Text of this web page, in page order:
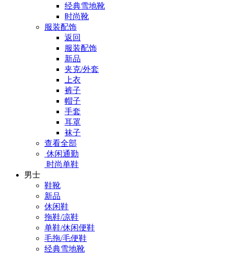
经典雪地靴
时尚靴
服装配饰
返回
服装配饰
新品
夹克/外套
上衣
裤子
帽子
手套
耳罩
袜子
查看全部
休闲通勤
时尚单鞋
男士
鞋靴
新品
休闲鞋
拖鞋/凉鞋
单鞋/休闲便鞋
毛拖/毛便鞋
经典雪地靴